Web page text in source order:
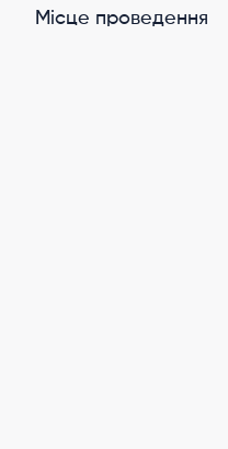
Місце проведення